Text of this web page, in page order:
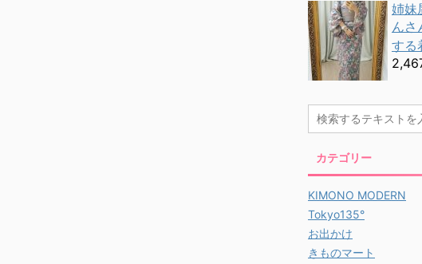
姉妹
んさ
する
カテゴリー
KIMONO MODERN
Tokyo135°
お出かけ
きものマート